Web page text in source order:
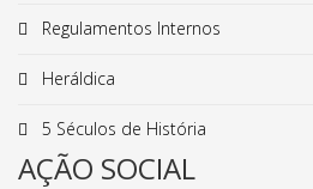
Regulamentos Internos
Heráldica
5 Séculos de História
AÇÃO SOCIAL